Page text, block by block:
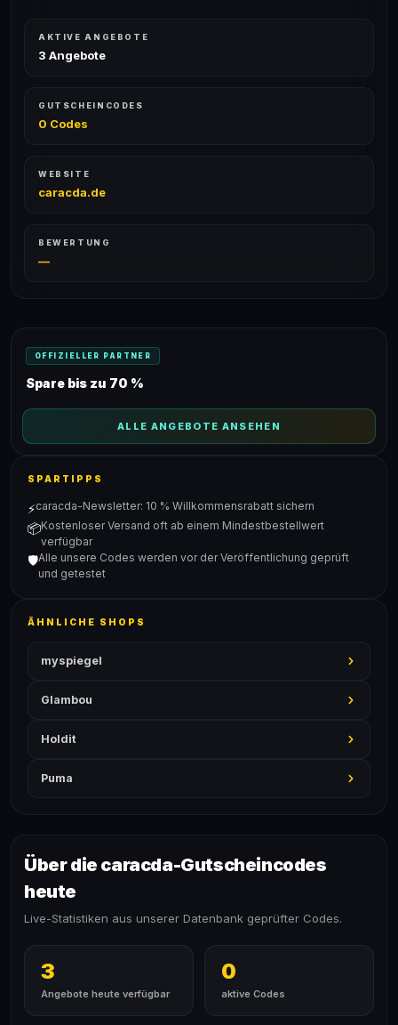
AKTIVE ANGEBOTE
3 Angebote
GUTSCHEINCODES
0 Codes
WEBSITE
caracda.de
BEWERTUNG
—
OFFIZIELLER PARTNER
Spare bis zu 70 %
ALLE ANGEBOTE ANSEHEN
SPARTIPPS
⚡caracda-Newsletter: 10 % Willkommensrabatt sichern
📦Kostenloser Versand oft ab einem Mindestbestellwert
verfügbar
🛡️Alle unsere Codes werden vor der Veröffentlichung geprüft
und getestet
ÄHNLICHE SHOPS
myspiegel
Glambou
Holdit
Puma
Über die caracda-Gutscheincodes
heute
Live-Statistiken aus unserer Datenbank geprüfter Codes.
3
Angebote heute verfügbar
0
aktive Codes